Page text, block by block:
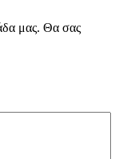
μας. Θα σας